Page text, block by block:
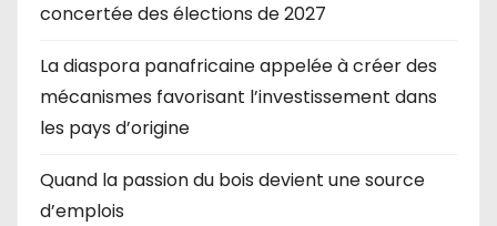
concertée des élections de 2027
La diaspora panafricaine appelée à créer des
mécanismes favorisant l’investissement dans
les pays d’origine
Quand la passion du bois devient une source
d’emplois